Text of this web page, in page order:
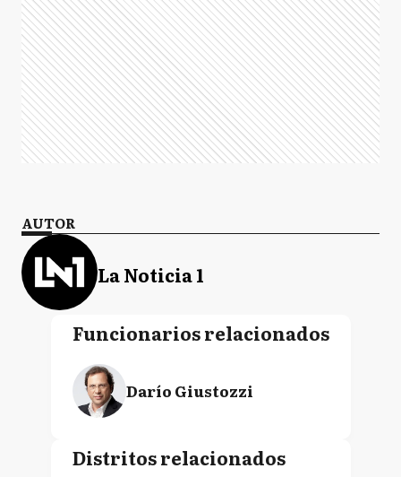
AUTOR
La Noticia 1
Funcionarios relacionados
Darío Giustozzi
Distritos relacionados